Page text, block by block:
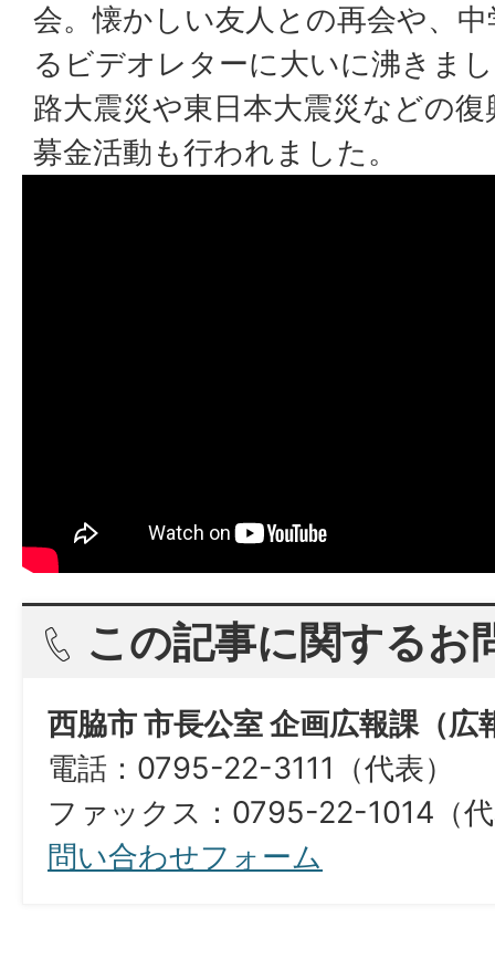
会。懐かしい友人との再会や、
るビデオレターに大いに沸きま
路大震災や東日本大震災などの
募金活動も行われました。
この記事に関するお
西脇市 市長公室 企画広報課（広
電話：0795-22-3111（代表）
ファックス：0795-22-1014（
問い合わせフォーム